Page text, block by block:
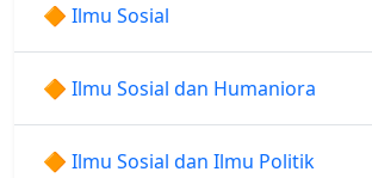
🔶 Ilmu Sosial
🔶 Ilmu Sosial dan Humaniora
🔶 Ilmu Sosial dan Ilmu Politik